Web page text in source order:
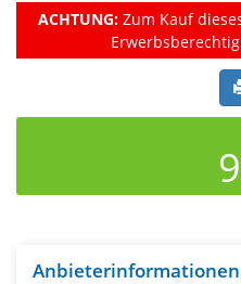
ACHTUNG:Zum Kauf
Anbieterinformationen